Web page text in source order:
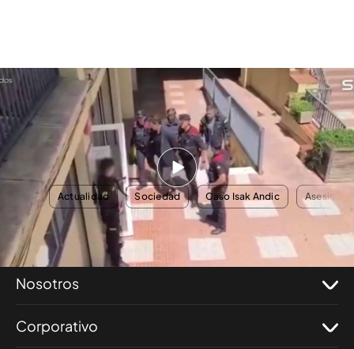
Imágenes de la detención de Jonathan Andic, heredero de Mango, por el
presunto asesinato de su padre
Toda la actualidad, en el programa completo
AQUÍ
TEMAS Actualidad Sociedad Caso Isak Andic
Nosotros
Corporativo